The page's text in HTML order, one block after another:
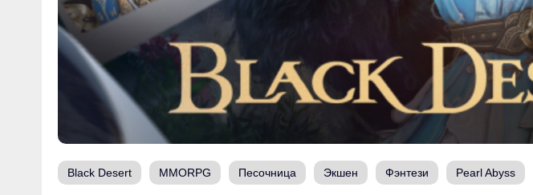
Black Desert MMORPG Песочница Экшен Фэнтези Pearl Abyss